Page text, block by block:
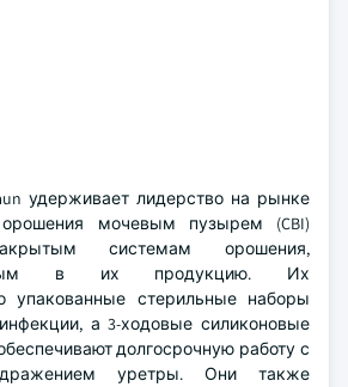
удерживает лидерство на рынке
орошения мочевым пузырем (CBI)
системам орошения,
в их продукцию. Их
упакованные стерильные наборы
а 3-ходовые силиконовые
долгосрочную работу с
уретры. Они также